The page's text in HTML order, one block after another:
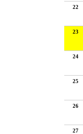
22
23
24
25
26
27